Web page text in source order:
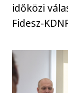
időközi
Fidesz-